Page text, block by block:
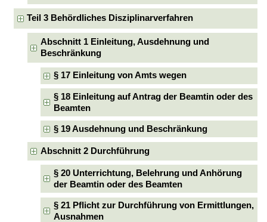
Teil 3 Behördliches Disziplinarverfahren
Abschnitt 1 Einleitung, Ausdehnung und
Beschränkung
§ 17 Einleitung von Amts wegen
§ 18 Einleitung auf Antrag der Beamtin oder des
Beamten
§ 19 Ausdehnung und Beschränkung
Abschnitt 2 Durchführung
§ 20 Unterrichtung, Belehrung und Anhörung
der Beamtin oder des Beamten
§ 21 Pflicht zur Durchführung von Ermittlungen,
Ausnahmen